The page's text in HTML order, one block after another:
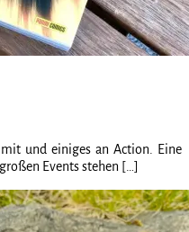
und einiges an Action. Eine
Events stehen […]